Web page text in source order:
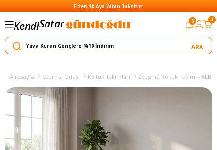
Elden 18 Aya Varan Taksitler
Kendi
Satar
Yapar
3 0
Anasayfa Oturma Odası Koltuk Takımları Zeugma Koltuk Takımı - ALB